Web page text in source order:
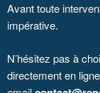
Avant toute
impérative.
N’hésitez pas à
directement en